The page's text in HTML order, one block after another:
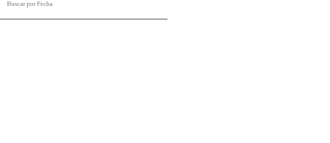
Buscar por Fecha